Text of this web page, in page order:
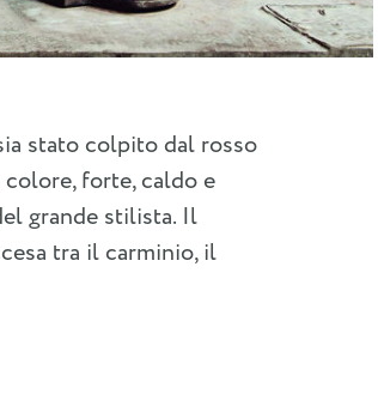
stato colpito dal rosso
forte, caldo e
grande stilista. Il
tra il carminio, il